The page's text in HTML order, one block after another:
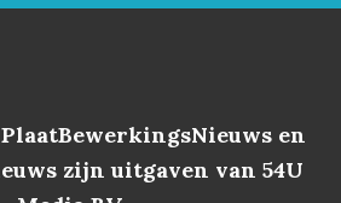
en
zijn uitgaven van 54U